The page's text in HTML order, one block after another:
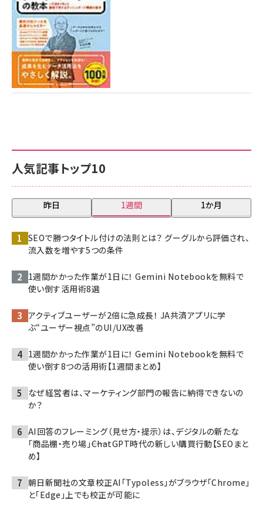
人気記事トップ10
昨日 1週間 1か月
SEOで勝つタイトル付けの法則とは？ グーグルから評価され、
流入数を増やす5つの条件
1週間かかった作業が1日に！ Gemini Notebookを無料で
使い倒す活用術8選
アクティブユーザーが2倍に急成長！ JA共済アプリに学
ぶ“ユーザー視点”のUI/UX改善
1週間かかった作業が1日に！ Gemini Notebookを無料で
使い倒す8つの活用術【1週間まとめ】
なぜ経営者は、マーケティング部門の報告に納得できないの
か？
AI回答のフレーミング（見せ方・提示）は、デジタルの新たな
「商品棚・売り場」――ChatGPT時代の新しい購買行動【SEOまと
め】
朝日新聞社の文章校正AI「Typoless」がブラウザ「Chrome」
と「Edge」上でも校正が可能に